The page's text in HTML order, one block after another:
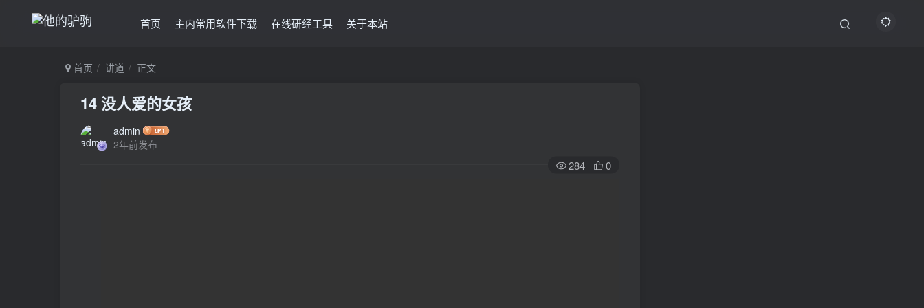
首页 主内常用软件下载 在线研经工具 关于本站
首页 讲道 正文
14 没人爱的女孩
admin
2年前发布
284 0